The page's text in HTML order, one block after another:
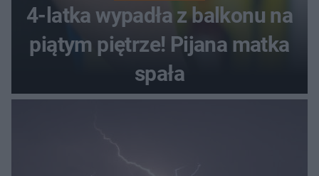
4-latka wypadła z balkonu na
piątym piętrze! Pijana matka
spała